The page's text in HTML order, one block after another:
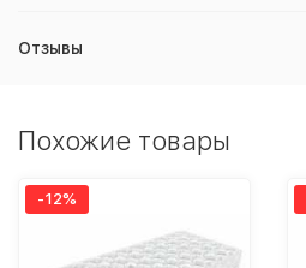
Отзывы
Похожие товары
-12%